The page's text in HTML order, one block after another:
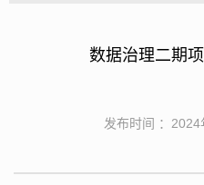
数据治理二期
发布时间 ：